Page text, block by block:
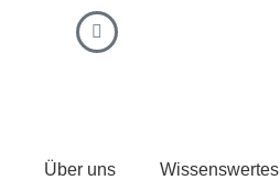
Über uns Wissenswertes